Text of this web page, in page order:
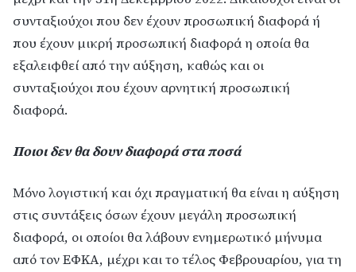
συνταξιούχοι που δεν έχουν προσωπική διαφορά ή
που έχουν μικρή προσωπική διαφορά η οποία θα
εξαλειφθεί από την αύξηση, καθώς και οι
συνταξιούχοι που έχουν αρνητική προσωπική
διαφορά.
Ποιοι δεν θα δουν διαφορά στα ποσά
Μόνο λογιστική και όχι πραγματική θα είναι η αύξηση
στις συντάξεις όσων έχουν μεγάλη προσωπική
διαφορά, οι οποίοι θα λάβουν ενημερωτικό μήνυμα
από τον ΕΦΚΑ, μέχρι και το τέλος Φεβρουαρίου, για τη